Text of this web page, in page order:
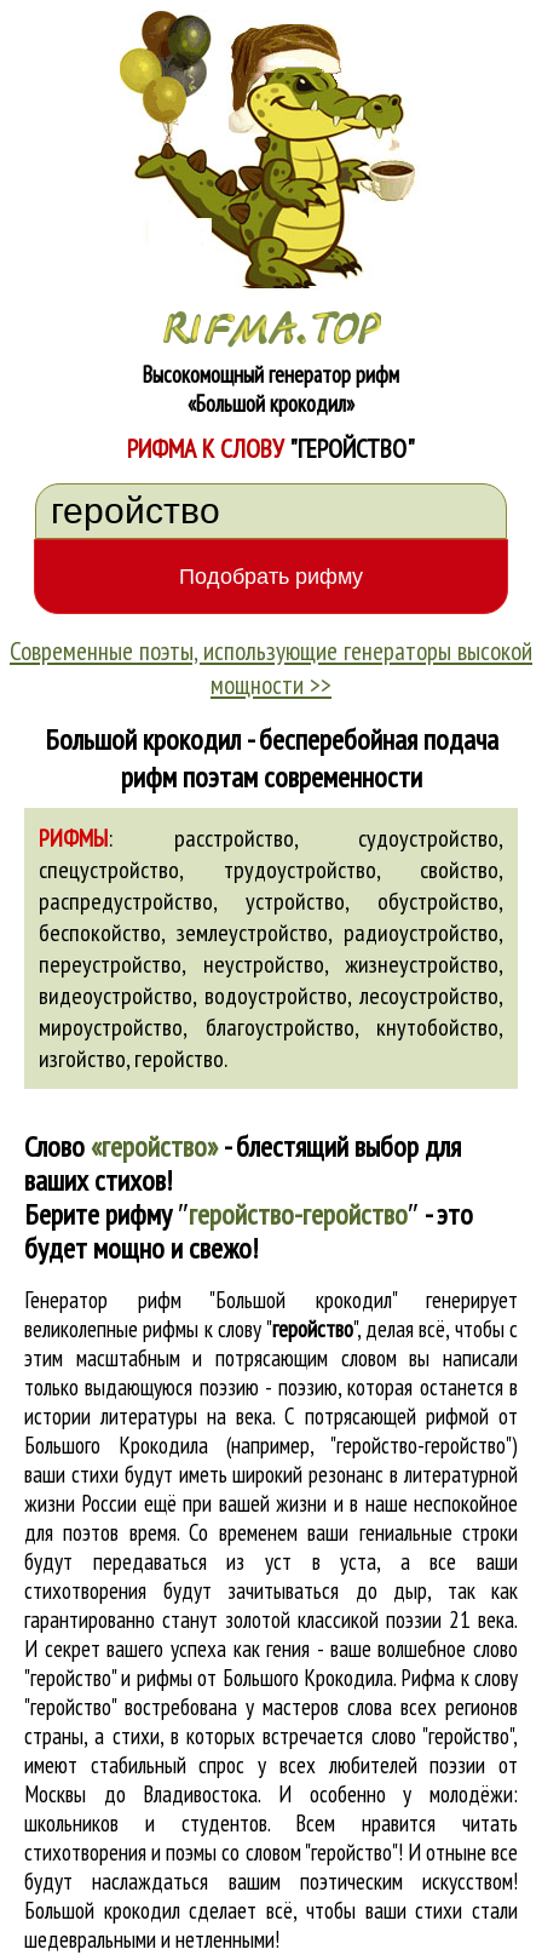
Высокомощный генератор рифм
«Большой крокодил»
РИФМА К СЛОВУ"ГЕРОЙСТВО"
Современные поэты, использующие генераторы высокой
мощности >>
Большой крокодил - бесперебойная подача
рифм поэтам современности
РИФМЫ: расстройство, судоустройство,
спецустройство, трудоустройство, свойство,
распредустройство, устройство, обустройство,
беспокойство, землеустройство, радиоустройство,
переустройство, неустройство, жизнеустройство,
видеоустройство, водоустройство, лесоустройство,
мироустройство, благоустройство, кнутобойство,
изгойство,геройство.
Слово«геройство»- блестящий выбор для
ваших стихов!
Берите рифму″геройство-геройство″ - это
будет мощно и свежо!
Генератор рифм "Большой крокодил" генерирует
великолепныерифмы к слову "геройство", делая всё, чтобы с
этим масштабным и потрясающим словом вы написали
только выдающуюся поэзию - поэзию, которая останется в
истории литературы на века. С потрясающей рифмой от
Большого Крокодила (например, "геройство-геройство")
ваши стихи будут иметь широкий резонанс в литературной
жизни России ещё при вашей жизни и в наше неспокойное
для поэтов время. Со временем ваши гениальные строки
будут передаваться из уст в уста, а все ваши
стихотворения будут зачитываться до дыр, так как
гарантированно станут золотой классикой поэзии 21 века.
И секрет вашего успеха как гения - ваше волшебное слово
"геройство" и рифмы от Большого Крокодила. Рифма к слову
"геройство" востребована у мастеров слова всех регионов
страны, а стихи, в которых встречается слово "геройство",
имеют стабильный спрос у всех любителей поэзии от
Москвы до Владивостока. И особенно у молодёжи:
школьников и студентов. Всем нравится читать
стихотворения и поэмы со словом "геройство"! И отныне все
будут наслаждаться вашим поэтическим искусством!
Большой крокодил cделает всё, чтобы ваши стихи стали
шедевральными и нетленными!